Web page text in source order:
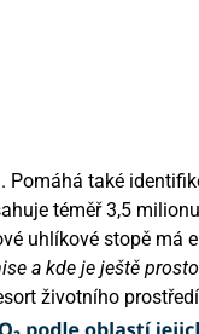
také
téměř 3,5
uhlíkové stopě má
a kde je ještě
životního